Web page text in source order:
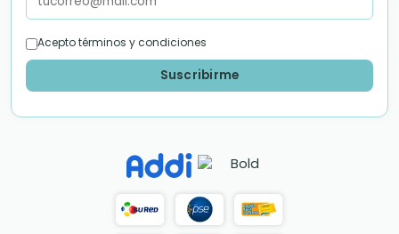
Acepto términos y condiciones